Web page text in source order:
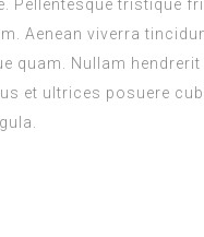
Pellentesque tristique
Aenean viverra
quam. Nullam
et ultrices posuere